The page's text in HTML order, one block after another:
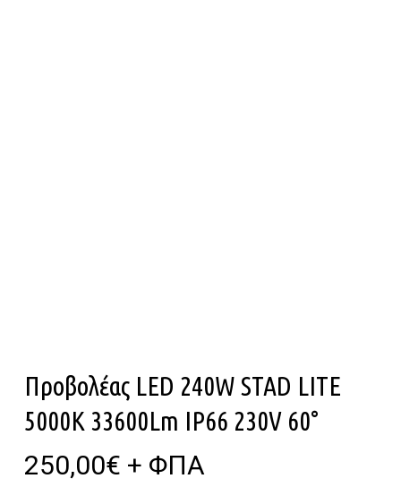
Προβολέας LED 240W STAD LITE
5000K 33600Lm IP66 230V 60°
250,00€ + ΦΠΑ